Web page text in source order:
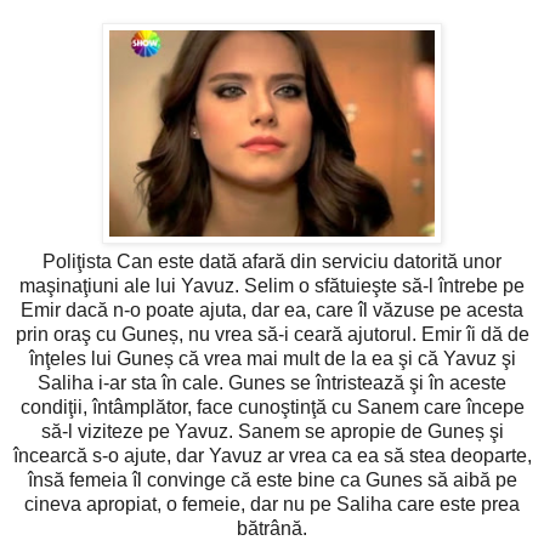
Poliţista Can este dată afară din serviciu datorită unor
maşinaţiuni ale lui Yavuz. Selim o sfătuieşte să-l întrebe pe
Emir dacă n-o poate ajuta, dar ea, care îl văzuse pe acesta
prin oraş cu Guneș, nu vrea să-i ceară ajutorul. Emir îi dă de
înţeles lui Guneș că vrea mai mult de la ea şi că Yavuz şi
Saliha i-ar sta în cale. Gunes se întristează şi în aceste
condiţii, întâmplător, face cunoştinţă cu Sanem care începe
să-l viziteze pe Yavuz. Sanem se apropie de Guneș şi
încearcă s-o ajute, dar Yavuz ar vrea ca ea să stea deoparte,
însă femeia îl convinge că este bine ca Gunes să aibă pe
cineva apropiat, o femeie, dar nu pe Saliha care este prea
bătrână.